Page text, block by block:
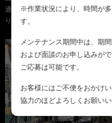
通りにインパクトなどで部品を組み
り上げます。
※作業状況により、時間が
す。
メンテナンス期間中は、期
および面談のお申し込みが
ご応募は可能です。
お客様にはご不便をおかけ
協力のほどよろしくお願いい